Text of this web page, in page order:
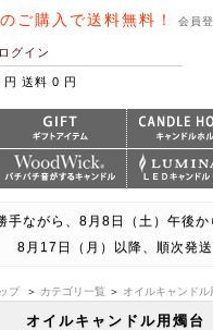
ご購入で送料無料！ 会員
ログイン
送料 0 円
手ながら、8月8日（土）午後
8月17日（月）以降、順次発
プ＞ カテゴリ一覧 ＞ オイルキャンドル
オイルキャンドル用燭台